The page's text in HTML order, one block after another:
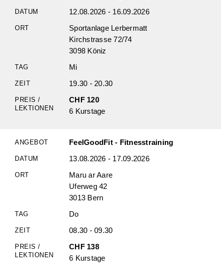
12.08.2026 - 16.09.2026
Sportanlage Lerbermatt
Kirchstrasse 72/74
3098 Köniz
Mi
19.30 - 20.30
CHF 120
6 Kurstage
FeelGoodFit - Fitnesstraining
13.08.2026 - 17.09.2026
Maru ar Aare
Uferweg 42
3013 Bern
Do
08.30 - 09.30
CHF 138
6 Kurstage